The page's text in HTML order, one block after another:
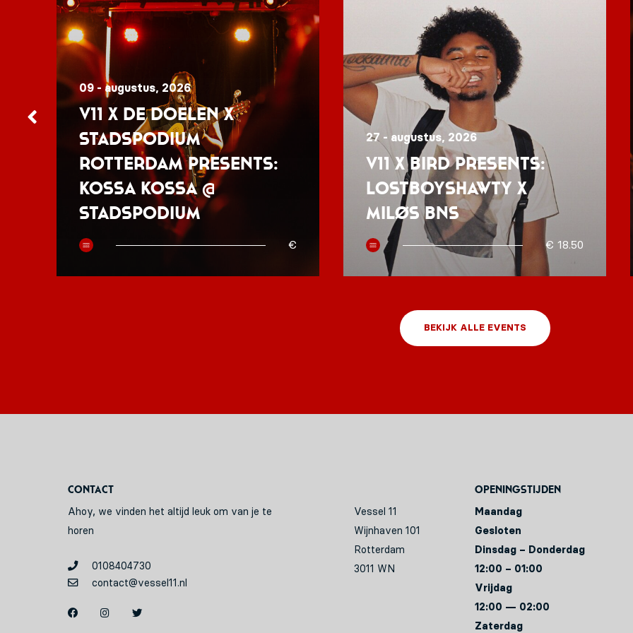
09 - augustus, 2026
V11 x De Doelen x
Stadspodium
Rotterdam presents:
Kossa Kossa @
Stadspodium
€
27 - augustus, 2026
V11 x BIRD presents:
Lostboyshawty x
MILØS BNS
€ 18.50
BEKIJK ALLE EVENTS
Contact
Ahoy, we vinden het altijd leuk om van je te
horen
0108404730
contact@vessel11.nl
Vessel 11
Wijnhaven 101
Rotterdam
3011 WN
Openingstijden
Maandag
Gesloten
Dinsdag – Donderdag
12:00 – 01:00
Vrijdag
12:00 — 02:00
Zaterdag